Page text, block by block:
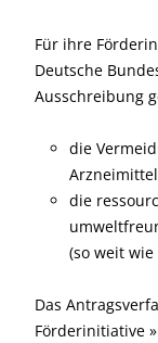
Für ihre
Deutsche
Ausschreibung
die
die
(so weit
Das
Förderinitiative